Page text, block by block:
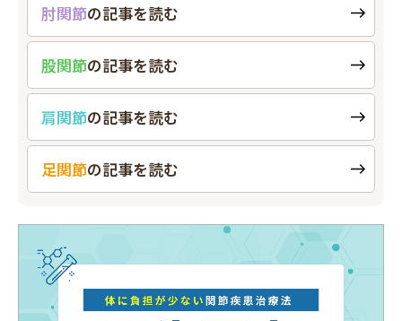
肘関節の記事を読む
股関節の記事を読む
肩関節の記事を読む
足関節の記事を読む